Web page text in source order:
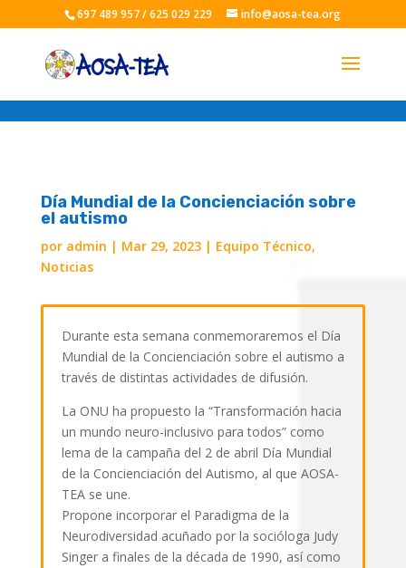
697 489 957 / 625 029 229 info@aosa-tea.org
Día Mundial de la Concienciación sobre
el autismo
por admin | Mar 29, 2023| Equipo Técnico,
Noticias
Durante esta semana conmemoraremos el Día
Mundial de la Concienciación sobre el autismo a
través de distintas actividades de difusión.
La ONU ha propuesto la “Transformación hacia
un mundo neuro-inclusivo para todos” como
lema de la campaña del 2 de abril Día Mundial
de la Concienciación del Autismo, al que AOSA-
TEA se une.
Propone incorporar el Paradigma de la
Neurodiversidad acuñado por la socióloga Judy
Singer a finales de la década de 1990, así como